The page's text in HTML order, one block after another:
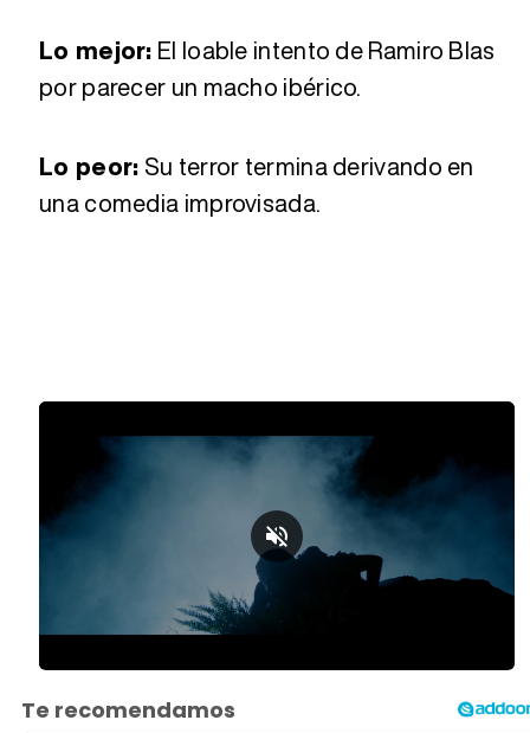
Lo mejor: El loable intento de Ramiro Blas
por parecer un macho ibérico.
Lo peor: Su terror termina derivando en
una comedia improvisada.